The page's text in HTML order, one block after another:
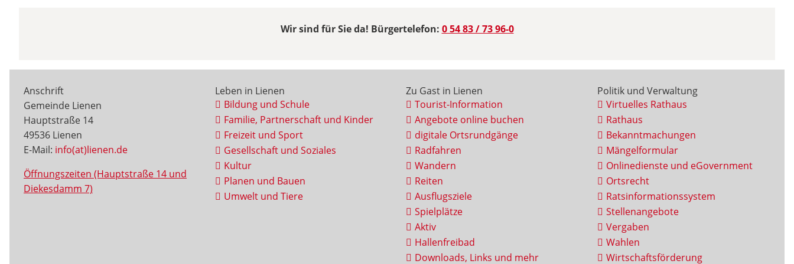
Wir sind für Sie da! Bürgertelefon: 0 54 83 / 73 96-0
Anschrift
Gemeinde Lienen
Hauptstraße 14
49536 Lienen
E-Mail: info(at)lienen.de
Öffnungszeiten (Hauptstraße 14 und
Diekesdamm 7)
Leben in Lienen
Bildung und Schule
Familie, Partnerschaft und Kinder
Freizeit und Sport
Gesellschaft und Soziales
Kultur
Planen und Bauen
Umwelt und Tiere
Zu Gast in Lienen
Tourist-Information
Angebote online buchen
digitale Ortsrundgänge
Radfahren
Wandern
Reiten
Ausflugsziele
Spielplätze
Aktiv
Hallenfreibad
Downloads, Links und mehr
Politik und Verwaltung
Virtuelles Rathaus
Rathaus
Bekanntmachungen
Mängelformular
Onlinedienste und eGovernment
Ortsrecht
Ratsinformationssystem
Stellenangebote
Vergaben
Wahlen
Wirtschaftsförderung